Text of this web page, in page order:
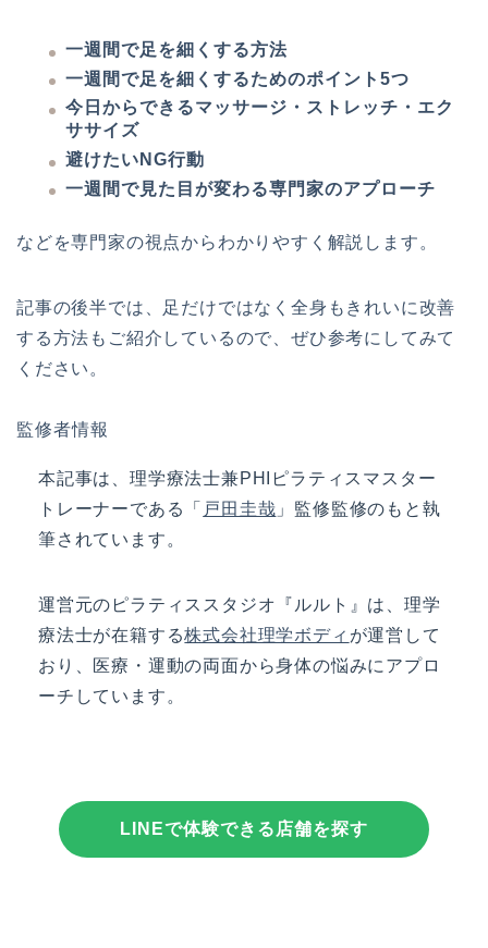
一週間で足を細くする方法
一週間で足を細くするためのポイント5つ
今日からできるマッサージ・ストレッチ・エク
ササイズ
避けたいNG行動
一週間で見た目が変わる専門家のアプローチ
などを専門家の視点からわかりやすく解説します。
記事の後半では、足だけではなく全身もきれいに改善
する方法もご紹介しているので、ぜひ参考にしてみて
ください。
監修者情報
本記事は、理学療法士兼PHIピラティスマスター
トレーナーである「 戸田圭哉 」監修監修のもと執
筆されています。
運営元の ピラティススタジオ『ルルト』 は、理学
療法士が在籍する株式会社理学ボディ が運営して
おり、医療・運動の両面から身体の悩みにアプロ
ーチしています。
LINEで体験できる店舗を探す